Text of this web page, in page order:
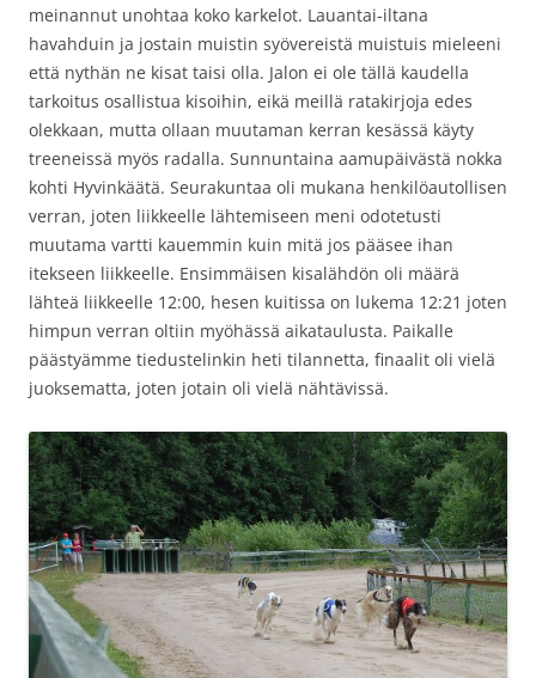
meinannut unohtaa koko karkelot. Lauantai-iltana
havahduin ja jostain muistin syövereistä muistuis mieleeni
että nythän ne kisat taisi olla. Jalon ei ole tällä kaudella
tarkoitus osallistua kisoihin, eikä meillä ratakirjoja edes
olekkaan, mutta ollaan muutaman kerran kesässä käyty
treeneissä myös radalla. Sunnuntaina aamupäivästä nokka
kohti Hyvinkäätä. Seurakuntaa oli mukana henkilöautollisen
verran, joten liikkeelle lähtemiseen meni odotetusti
muutama vartti kauemmin kuin mitä jos pääsee ihan
itekseen liikkeelle. Ensimmäisen kisalähdön oli määrä
lähteä liikkeelle 12:00, hesen kuitissa on lukema 12:21 joten
himpun verran oltiin myöhässä aikataulusta. Paikalle
päästyämme tiedustelinkin heti tilannetta, finaalit oli vielä
juoksematta, joten jotain oli vielä nähtävissä.